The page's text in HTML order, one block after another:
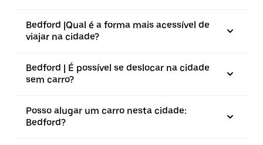
Bedford |⁠Qual é a forma mais acessível de
viajar na cidade?
Bedford | É possível se deslocar na cidade
sem carro?
Posso alugar um carro nesta cidade:
Bedford?